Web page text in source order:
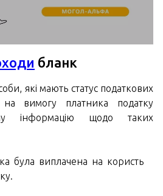
бланк
які мають статус податкових
на вимогу платника податку
інформацію щодо таких
була виплачена на користь